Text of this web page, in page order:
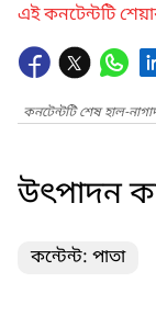
এই কনটেন্টটি
কনটেন্টটি শেষ হাল-
উৎপাদন
কন্টেন্ট: পাতা